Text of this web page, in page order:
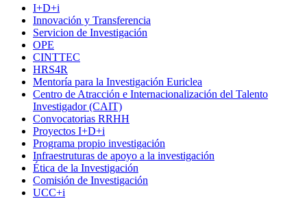
I+D+i
Innovación y Transferencia
Servicion de Investigación
OPE
CINTTEC
HRS4R
Mentoría para la Investigación Euriclea
Centro de Atracción e Internacionalización del Talento
Investigador (CAIT)
Convocatorias RRHH
Proyectos I+D+i
Programa propio investigación
Infraestruturas de apoyo a la investigación
Ética de la Investigación
Comisión de Investigación
UCC+i